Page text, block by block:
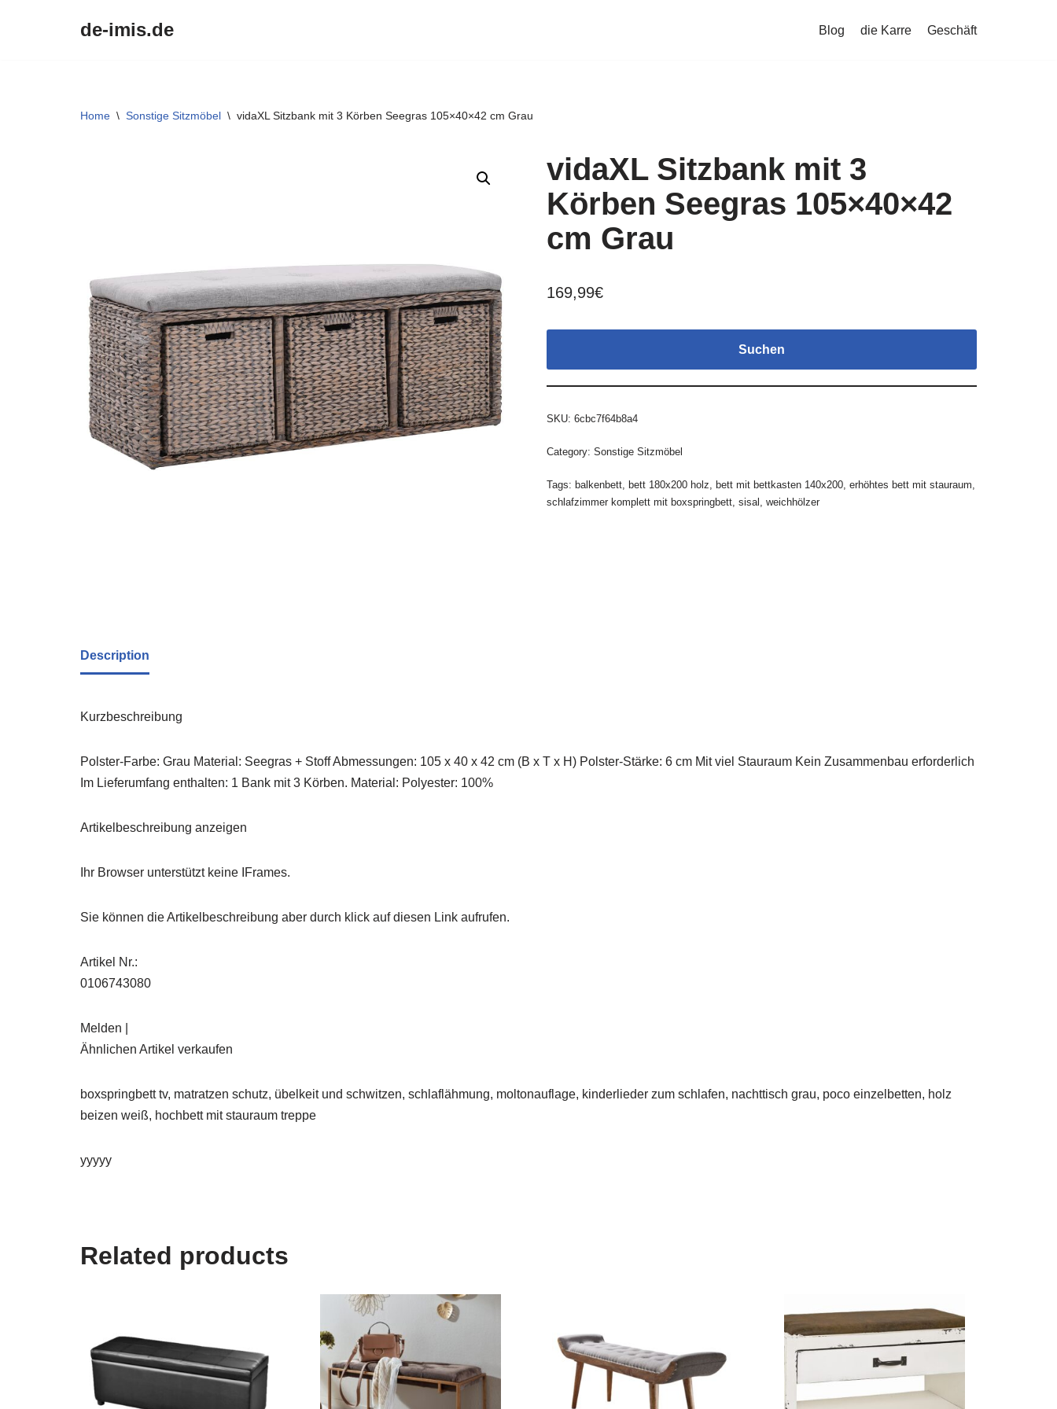
de-imis.de Blog die Karre Geschäft
Home \ Sonstige Sitzmöbel \ vidaXL Sitzbank mit 3 Körben Seegras 105×40×42 cm Grau
vidaXL Sitzbank mit 3
Körben Seegras 105×40×42
cm Grau
169,99€
Suchen
SKU: 6cbc7f64b8a4
Category: Sonstige Sitzmöbel
Tags: balkenbett, bett 180x200 holz, bett mit bettkasten 140x200, erhöhtes bett mit stauraum,
schlafzimmer komplett mit boxspringbett, sisal , weichhölzer
Description
Kurzbeschreibung
Polster-Farbe: Grau Material: Seegras + Stoff Abmessungen: 105 x 40 x 42 cm (B x T x H) Polster-Stärke: 6 cm Mit viel Stauraum Kein Zusammenbau erforderlich
Im Lieferumfang enthalten: 1 Bank mit 3 Körben. Material: Polyester: 100%
Artikelbeschreibung anzeigen
Ihr Browser unterstützt keine IFrames.
Sie können die Artikelbeschreibung aber durch klick auf diesen Link aufrufen.
Artikel Nr.:
0106743080
Melden |
Ähnlichen Artikel verkaufen
boxspringbett tv, matratzen schutz, übelkeit und schwitzen, schlaflähmung, moltonauflage, kinderlieder zum schlafen, nachttisch grau, poco einzelbetten, holz
beizen weiß, hochbett mit stauraum treppe
yyyyy
Related products